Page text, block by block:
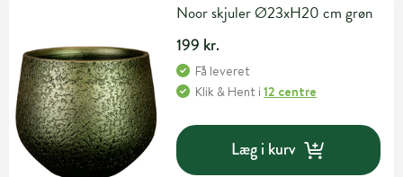
Noor skjuler Ø23xH20 cm grøn
199 kr.
Få leveret
Klik & Hent i12 centre
Læg i kurv